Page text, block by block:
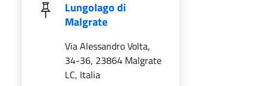
Lungolago di
Malgrate
Via Alessandro Volta,
34-36, 23864 Malgrate
LC, Italia